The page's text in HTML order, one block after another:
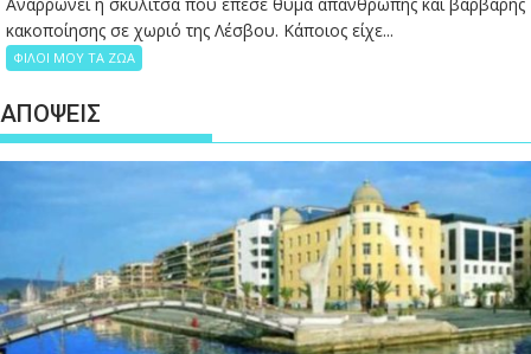
Αναρρώνει η σκυλίτσα που έπεσε θύμα απάνθρωπης και βάρβαρης
κακοποίησης σε χωριό της Λέσβου. Κάποιος είχε...
ΦΙΛΟΙ ΜΟΥ ΤΑ ΖΩΑ
ΑΠΟΨΕΙΣ